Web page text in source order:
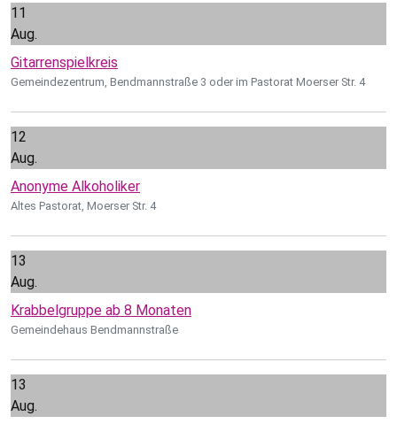
11
Aug.
Gitarrenspielkreis
Gemeindezentrum, Bendmannstraße 3 oder im Pastorat Moerser Str. 4
12
Aug.
Anonyme Alkoholiker
Altes Pastorat, Moerser Str. 4
13
Aug.
Krabbelgruppe ab 8 Monaten
Gemeindehaus Bendmannstraße
13
Aug.